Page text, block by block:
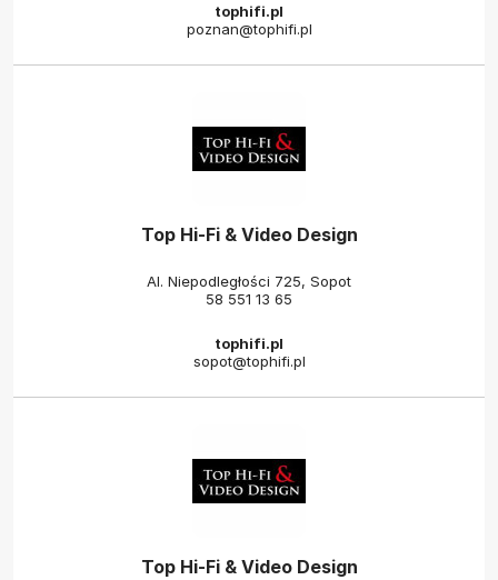
tophifi.pl
poznan@tophifi.pl
Top Hi-Fi & Video Design
Al. Niepodległości 725, Sopot
58 551 13 65
tophifi.pl
sopot@tophifi.pl
Top Hi-Fi & Video Design